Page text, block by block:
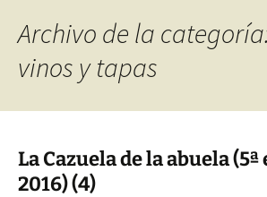
Archivo de la
vinos y tapas
La Cazuela de la abuela
2016) (4)